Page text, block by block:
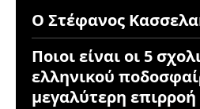
Ο Στέφανος
Ποιοι είναι οι 5
ελληνικού
μεγαλύτερη επιρροή